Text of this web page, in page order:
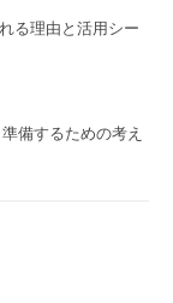
る理由と活用シー
備するための考え